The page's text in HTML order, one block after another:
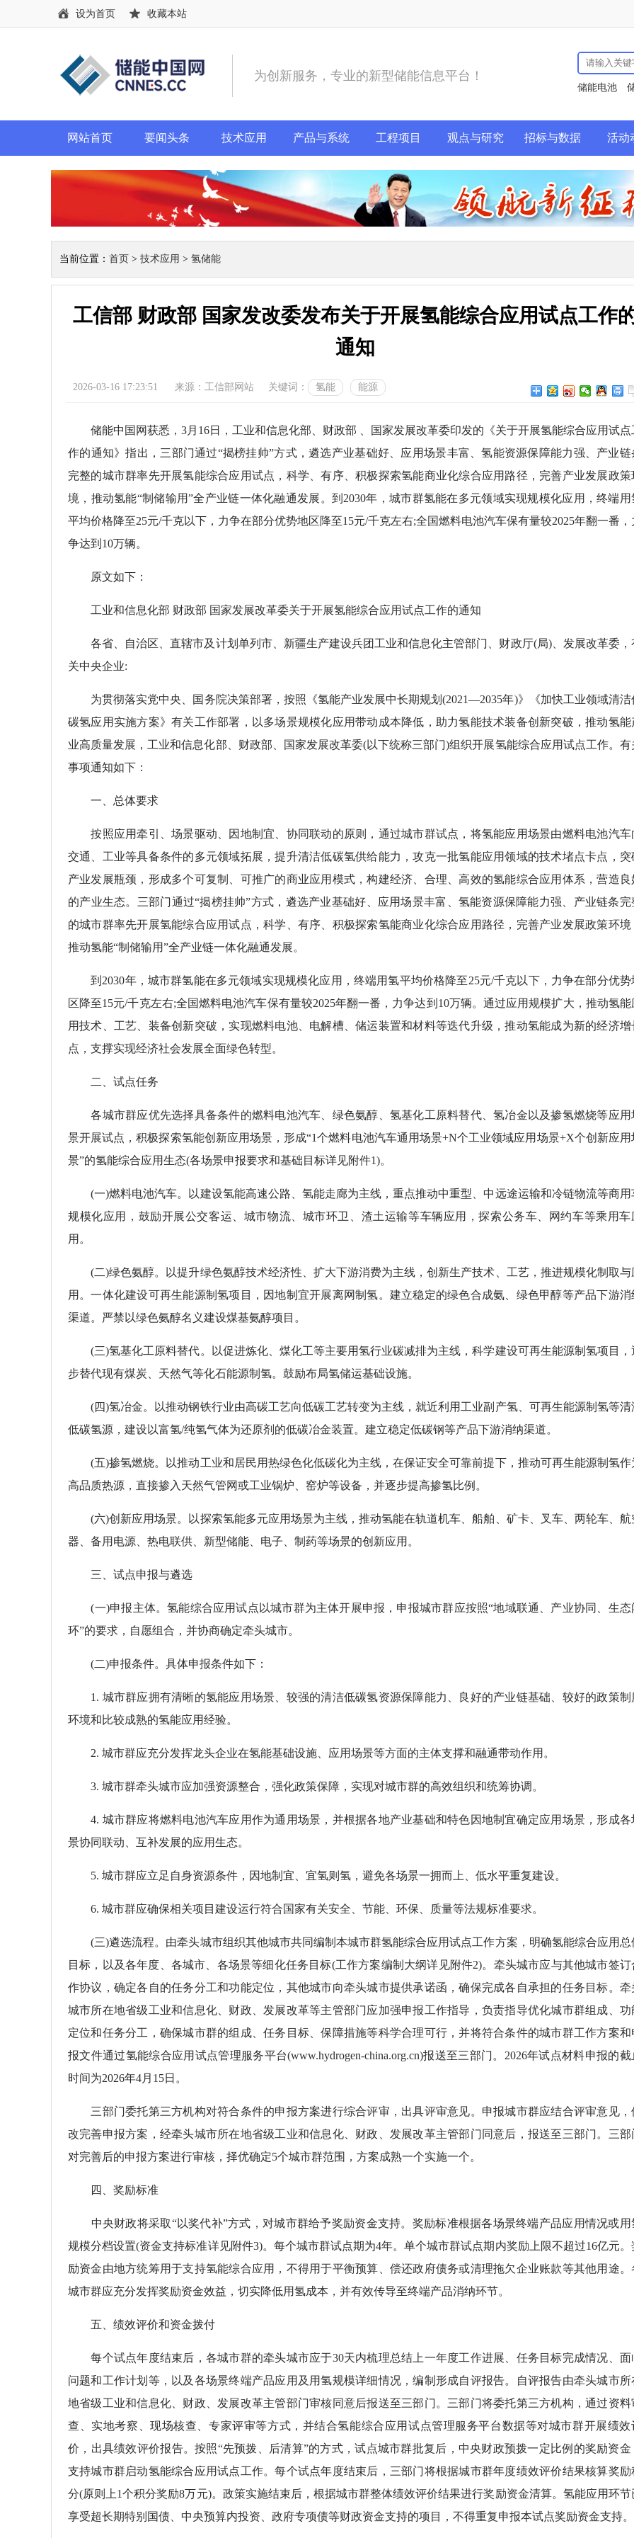
设为首页 收藏本站
为创新服务，专业的新型储能信息平台！
储能电池
网站首页 要闻头条 技术应用 产品与系统 工程项目 观点与研究 招标与数据 活动
当前位置： 首页 > 技术应用 > 氢储能
工信部 财政部 国家发改委发布关于开展氢能综合应用试点工作
通知
2026-03-16 17:23:51 来源：工信部网站 关键词： 氢能 能源
储能中国网获悉，3月16日，工业和信息化部、财政部 、国家发展改革委印发的《关于开展氢能综合应用试点
作的通知》指出，三部门通过“揭榜挂帅”方式，遴选产业基础好、应用场景丰富、氢能资源保障能力强、产业链
完整的城市群率先开展氢能综合应用试点，科学、有序、积极探索氢能商业化综合应用路径，完善产业发展政策
境，推动氢能“制储输用”全产业链一体化融通发展。到2030年，城市群氢能在多元领域实现规模化应用，终端用
平均价格降至25元/千克以下，力争在部分优势地区降至15元/千克左右;全国燃料电池汽车保有量较2025年翻一番，
争达到10万辆。
原文如下：
工业和信息化部 财政部 国家发展改革委关于开展氢能综合应用试点工作的通知
各省、自治区、直辖市及计划单列市、新疆生产建设兵团工业和信息化主管部门、财政厅(局)、发展改革委，
关中央企业:
为贯彻落实党中央、国务院决策部署，按照《氢能产业发展中长期规划(2021—2035年)》《加快工业领域清洁
碳氢应用实施方案》有关工作部署，以多场景规模化应用带动成本降低，助力氢能技术装备创新突破，推动氢能
业高质量发展，工业和信息化部、财政部、国家发展改革委(以下统称三部门)组织开展氢能综合应用试点工作。有
事项通知如下：
一、总体要求
按照应用牵引、场景驱动、因地制宜、协同联动的原则，通过城市群试点，将氢能应用场景由燃料电池汽车
交通、工业等具备条件的多元领域拓展，提升清洁低碳氢供给能力，攻克一批氢能应用领域的技术堵点卡点，突
产业发展瓶颈，形成多个可复制、可推广的商业应用模式，构建经济、合理、高效的氢能综合应用体系，营造良
的产业生态。三部门通过“揭榜挂帅”方式，遴选产业基础好、应用场景丰富、氢能资源保障能力强、产业链条完
的城市群率先开展氢能综合应用试点，科学、有序、积极探索氢能商业化综合应用路径，完善产业发展政策环境
推动氢能“制储输用”全产业链一体化融通发展。
到2030年，城市群氢能在多元领域实现规模化应用，终端用氢平均价格降至25元/千克以下，力争在部分优势
区降至15元/千克左右;全国燃料电池汽车保有量较2025年翻一番，力争达到10万辆。通过应用规模扩大，推动氢能
用技术、工艺、装备创新突破，实现燃料电池、电解槽、储运装置和材料等迭代升级，推动氢能成为新的经济增
点，支撑实现经济社会发展全面绿色转型。
二、试点任务
各城市群应优先选择具备条件的燃料电池汽车、绿色氨醇、氢基化工原料替代、氢冶金以及掺氢燃烧等应用
景开展试点，积极探索氢能创新应用场景，形成“1个燃料电池汽车通用场景+N个工业领域应用场景+X个创新应用
景”的氢能综合应用生态(各场景申报要求和基础目标详见附件1)。
(一)燃料电池汽车。以建设氢能高速公路、氢能走廊为主线，重点推动中重型、中远途运输和冷链物流等商用
规模化应用，鼓励开展公交客运、城市物流、城市环卫、渣土运输等车辆应用，探索公务车、网约车等乘用车
用。
(二)绿色氨醇。以提升绿色氨醇技术经济性、扩大下游消费为主线，创新生产技术、工艺，推进规模化制取与
用。一体化建设可再生能源制氢项目，因地制宜开展离网制氢。建立稳定的绿色合成氨、绿色甲醇等产品下游消
渠道。严禁以绿色氨醇名义建设煤基氨醇项目。
(三)氢基化工原料替代。以促进炼化、煤化工等主要用氢行业碳减排为主线，科学建设可再生能源制氢项目，
步替代现有煤炭、天然气等化石能源制氢。鼓励布局氢储运基础设施。
(四)氢冶金。以推动钢铁行业由高碳工艺向低碳工艺转变为主线，就近利用工业副产氢、可再生能源制氢等清
低碳氢源，建设以富氢/纯氢气体为还原剂的低碳冶金装置。建立稳定低碳钢等产品下游消纳渠道。
(五)掺氢燃烧。以推动工业和居民用热绿色化低碳化为主线，在保证安全可靠前提下，推动可再生能源制氢作
高品质热源，直接掺入天然气管网或工业锅炉、窑炉等设备，并逐步提高掺氢比例。
(六)创新应用场景。以探索氢能多元应用场景为主线，推动氢能在轨道机车、船舶、矿卡、叉车、两轮车、航
器、备用电源、热电联供、新型储能、电子、制药等场景的创新应用。
三、试点申报与遴选
(一)申报主体。氢能综合应用试点以城市群为主体开展申报，申报城市群应按照“地域联通、产业协同、生态
环”的要求，自愿组合，并协商确定牵头城市。
(二)申报条件。具体申报条件如下：
1. 城市群应拥有清晰的氢能应用场景、较强的清洁低碳氢资源保障能力、良好的产业链基础、较好的政策制
环境和比较成熟的氢能应用经验。
2. 城市群应充分发挥龙头企业在氢能基础设施、应用场景等方面的主体支撑和融通带动作用。
3. 城市群牵头城市应加强资源整合，强化政策保障，实现对城市群的高效组织和统筹协调。
4. 城市群应将燃料电池汽车应用作为通用场景，并根据各地产业基础和特色因地制宜确定应用场景，形成各
景协同联动、互补发展的应用生态。
5. 城市群应立足自身资源条件，因地制宜、宜氢则氢，避免各场景一拥而上、低水平重复建设。
6. 城市群应确保相关项目建设运行符合国家有关安全、节能、环保、质量等法规标准要求。
(三)遴选流程。由牵头城市组织其他城市共同编制本城市群氢能综合应用试点工作方案，明确氢能综合应用总
目标，以及各年度、各城市、各场景等细化任务目标(工作方案编制大纲详见附件2)。牵头城市应与其他城市签订
作协议，确定各自的任务分工和功能定位，其他城市向牵头城市提供承诺函，确保完成各自承担的任务目标。牵
城市所在地省级工业和信息化、财政、发展改革等主管部门应加强申报工作指导，负责指导优化城市群组成、功
定位和任务分工，确保城市群的组成、任务目标、保障措施等科学合理可行，并将符合条件的城市群工作方案和
报文件通过氢能综合应用试点管理服务平台(www.hydrogen-china.org.cn)报送至三部门。2026年试点材料申报的截
时间为2026年4月15日。
三部门委托第三方机构对符合条件的申报方案进行综合评审，出具评审意见。申报城市群应结合评审意见，
改完善申报方案，经牵头城市所在地省级工业和信息化、财政、发展改革主管部门同意后，报送至三部门。三部
对完善后的申报方案进行审核，择优确定5个城市群范围，方案成熟一个实施一个。
四、奖励标准
中央财政将采取“以奖代补”方式，对城市群给予奖励资金支持。奖励标准根据各场景终端产品应用情况或用
规模分档设置(资金支持标准详见附件3)。每个城市群试点期为4年。单个城市群试点期内奖励上限不超过16亿元。
励资金由地方统筹用于支持氢能综合应用，不得用于平衡预算、偿还政府债务或清理拖欠企业账款等其他用途。
城市群应充分发挥奖励资金效益，切实降低用氢成本，并有效传导至终端产品消纳环节。
五、绩效评价和资金拨付
每个试点年度结束后，各城市群的牵头城市应于30天内梳理总结上一年度工作进展、任务目标完成情况、面
问题和工作计划等，以及各场景终端产品应用及用氢规模详细情况，编制形成自评报告。自评报告由牵头城市所
地省级工业和信息化、财政、发展改革主管部门审核同意后报送至三部门。三部门将委托第三方机构，通过资料
查、实地考察、现场核查、专家评审等方式，并结合氢能综合应用试点管理服务平台数据等对城市群开展绩效
价，出具绩效评价报告。按照“先预拨、后清算”的方式，试点城市群批复后，中央财政预拨一定比例的奖励资金
支持城市群启动氢能综合应用试点工作。每个试点年度结束后，三部门将根据城市群年度绩效评价结果核算奖励
分(原则上1个积分奖励8万元)。政策实施结束后，根据城市群整体绩效评价结果进行奖励资金清算。氢能应用环节
享受超长期特别国债、中央预算内投资、政府专项债等财政资金支持的项目，不得重复申报本试点奖励资金支持。